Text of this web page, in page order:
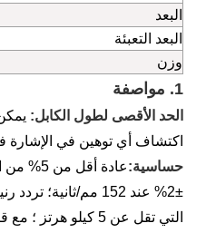
البعد
البعد التعبئة
وزن
1. مواصفة
الحد الأقصى لطول الكابل:
اكتشاف أي توهين في الإشارة
حساسية:
عادة
±2% عند 152 مم/